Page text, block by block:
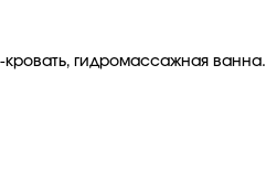
гидромассажная ванна.